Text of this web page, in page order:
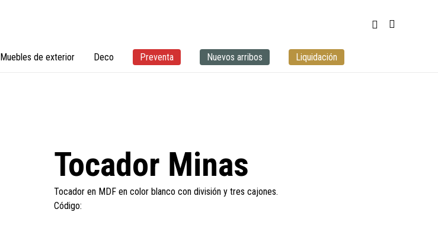
Muebles de exterior Deco Preventa Nuevos arribos Liquidación
Tocador Minas
Tocador en MDF en color blanco con división y tres cajones.
Código: